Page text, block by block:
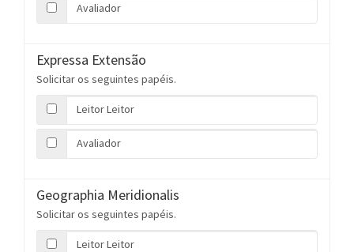
Avaliador
Expressa Extensão
Solicitar os seguintes papéis.
Leitor Leitor
Avaliador
Geographia Meridionalis
Solicitar os seguintes papéis.
Leitor Leitor